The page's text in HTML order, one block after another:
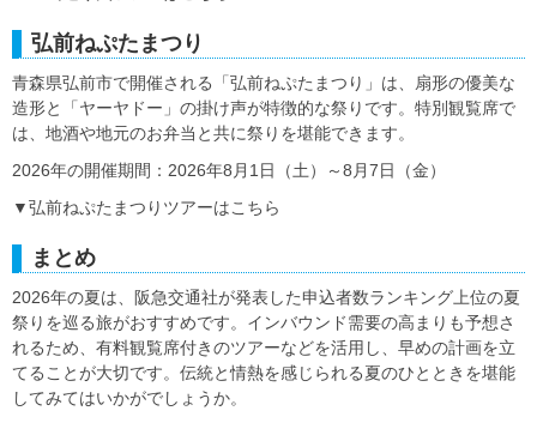
弘前ねぷたまつり
青森県弘前市で開催される「弘前ねぷたまつり」は、扇形の優美な
造形と「ヤーヤドー」の掛け声が特徴的な祭りです。特別観覧席で
は、地酒や地元のお弁当と共に祭りを堪能できます。
2026年の開催期間：2026年8月1日（土）～8月7日（金）
▼弘前ねぷたまつりツアーはこちら
まとめ
2026年の夏は、阪急交通社が発表した申込者数ランキング上位の夏
祭りを巡る旅がおすすめです。インバウンド需要の高まりも予想さ
れるため、有料観覧席付きのツアーなどを活用し、早めの計画を立
てることが大切です。伝統と情熱を感じられる夏のひとときを堪能
してみてはいかがでしょうか。